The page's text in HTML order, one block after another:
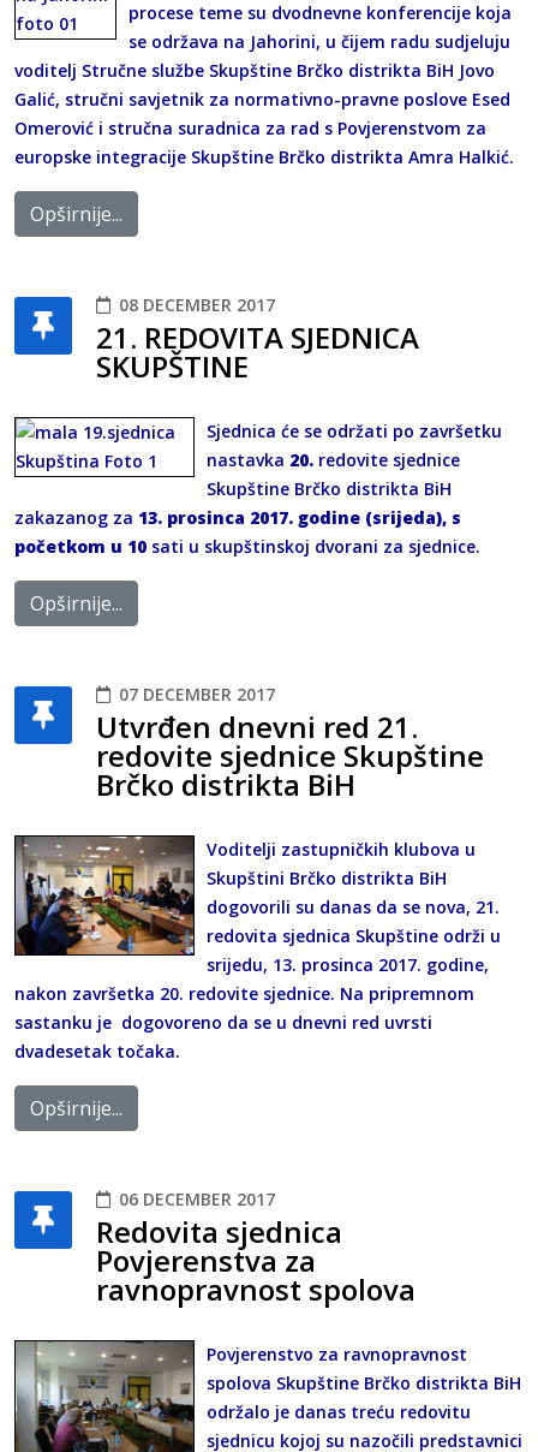
procese teme su dvodnevne konferencije koja
se održava na Jahorini, u čijem radu sudjeluju
voditelj Stručne službe Skupštine Brčko distrikta BiH Jovo
Galić, stručni savjetnik za normativno-pravne poslove Esed
Omerović i stručna suradnica za rad s Povjerenstvom za
europske integracije Skupštine Brčko distrikta Amra Halkić.
Opširnije...
08 DECEMBER 2017
21. REDOVITA SJEDNICA
SKUPŠTINE
Sjednica će se održati po završetku
nastavka 20. redovite sjednice
Skupštine Brčko distrikta BiH
zakazanog za 13. prosinca 2017. godine (srijeda), s
početkom u 10 sati u skupštinskoj dvorani za sjednice.
Opširnije...
07 DECEMBER 2017
Utvrđen dnevni red 21.
redovite sjednice Skupštine
Brčko distrikta BiH
Voditelji zastupničkih klubova u
Skupštini Brčko distrikta BiH
dogovorili su danas da se nova, 21.
redovita sjednica Skupštine održi u
srijedu, 13. prosinca 2017. godine,
nakon završetka 20. redovite sjednice. Na pripremnom
sastanku je dogovoreno da se u dnevni red uvrsti
dvadesetak točaka.
Opširnije...
06 DECEMBER 2017
Redovita sjednica
Povjerenstva za
ravnopravnost spolova
Povjerenstvo za ravnopravnost
spolova Skupštine Brčko distrikta BiH
održalo je danas treću redovitu
sjednicu kojoj su nazočili predstavnici